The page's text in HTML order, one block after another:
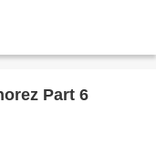
Part 6